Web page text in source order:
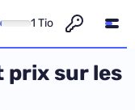
1 Tio
prix sur les